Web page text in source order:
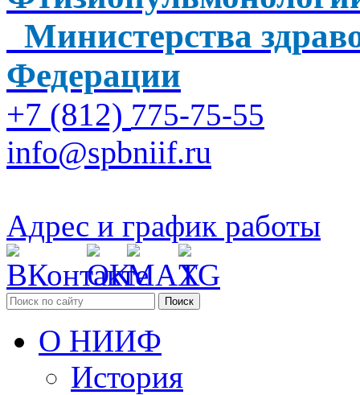
Министерства
Федерации
+7 (812) 775-75-55
info@spbniif.ru
Адрес и график работы
Поиск
О НИИФ
История